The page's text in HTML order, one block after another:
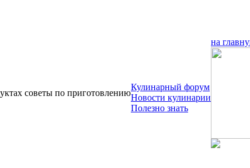
на
советы по приготовлению
Кулинарный форум
Новости кулинарии
Полезно знать